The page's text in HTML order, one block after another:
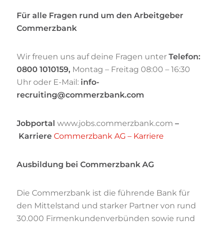
Für alle Fragen rund um den Arbeitgeber
Commerzbank
Wir freuen uns auf deine Fragen unter Telefon:
0800 1010159, Montag – Freitag 08:00 – 16:30
Uhr oder E-Mail: info-
recruiting@commerzbank.com
Jobportal www.jobs.commerzbank.com –
Karriere Commerzbank AG – Karriere
Ausbildung bei Commerzbank AG
Die Commerzbank ist die führende Bank für
den Mittelstand und starker Partner von rund
30.000 Firmenkundenverbünden sowie rund